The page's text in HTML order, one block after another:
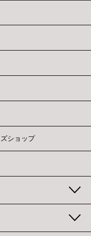
ショップ